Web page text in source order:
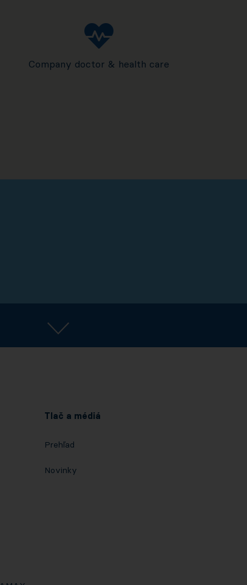
Company doctor & health care
Tlač a médiá
Prehľad
Novinky